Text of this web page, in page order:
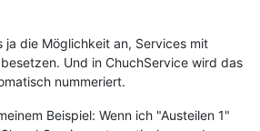
ja die Möglichkeit an, Services mit
Und in ChuchService wird das
nummeriert.
Beispiel: Wenn ich "Austeilen 1"